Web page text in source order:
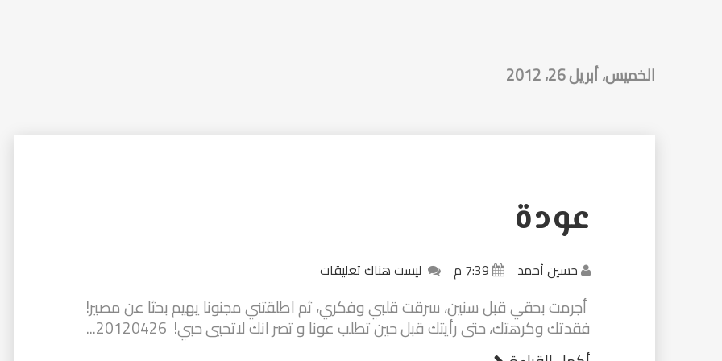
الخميس، أبريل 26، 2012
عودة
حسين أحمد 7:39 م ليست هناك تعليقات
أجرمت بحقي قبل سنين، سرقت قلبي وفكري، ثم اطلقتني مجنونا يهيم بحثا عن مصير!
فقدتك وكرهتك، حتى رأيتك قبل حين تطلب عونا و تصر انك لاتحيي حبي! 20120426...